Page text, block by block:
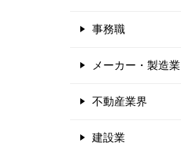
事務職
メーカー・製造業
不動産業界
建設業